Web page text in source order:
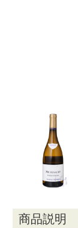
商品説明